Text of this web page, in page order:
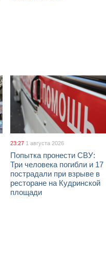
23:27 1 августа 2026
Попытка пронести СВУ:
Три человека погибли и 17
пострадали при взрыве в
ресторане на Кудринской
площади